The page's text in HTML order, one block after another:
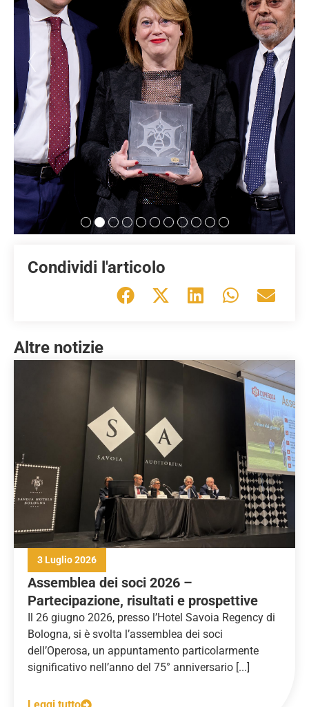
Condividi l'articolo
Altre notizie
3 Luglio 2026
Assemblea dei soci 2026 –
Partecipazione, risultati e prospettive
Il 26 giugno 2026, presso l’Hotel Savoia Regency di
Bologna, si è svolta l’assemblea dei soci
dell’Operosa, un appuntamento particolarmente
significativo nell’anno del 75° anniversario [...]